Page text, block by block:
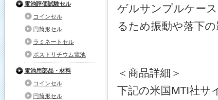
ゲルサンプルケー
るため振動や落下
＜商品詳細＞
下記の米国MTI社サ
電池評価試験セル
コインセル
円筒形セル
ラミネートセル
ポストリチウム電池
電池用部品・材料
コインセル
円筒形セル